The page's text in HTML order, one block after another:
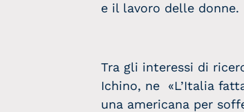
e il lavoro delle donne.
Tra gli interessi di
Ichino, ne «L’Italia
una americana per